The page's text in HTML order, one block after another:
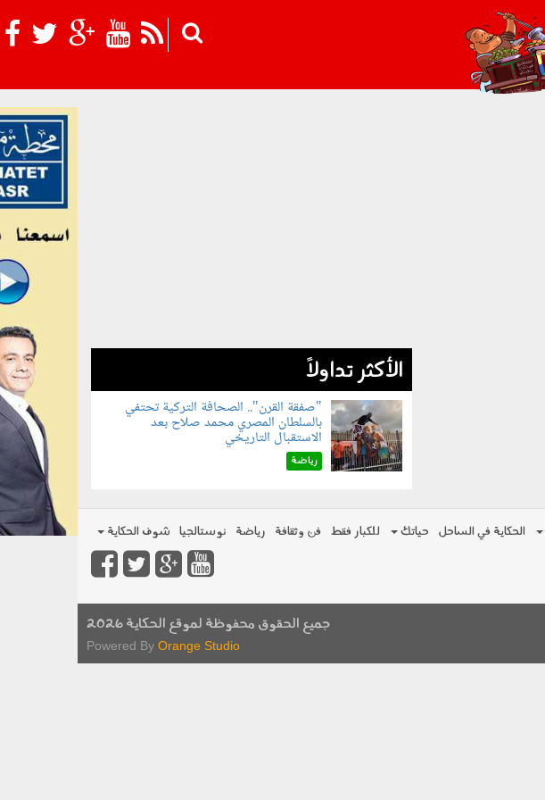
021_2.png
الأكثر تداولاً
070801.jpg
"صفقة القرن".. الصحافة التركية تحتفي
بالسلطان المصري محمد صلاح بعد
الاستقبال التاريخي
رياضة
الحكاية في الساحل حياتك للكبار فقط فن وثقافة رياضة نوستالجيا شوف الحكاية
جميع الحقوق محفوظة لموقع الحكاية 2026
Powered By Orange Studio